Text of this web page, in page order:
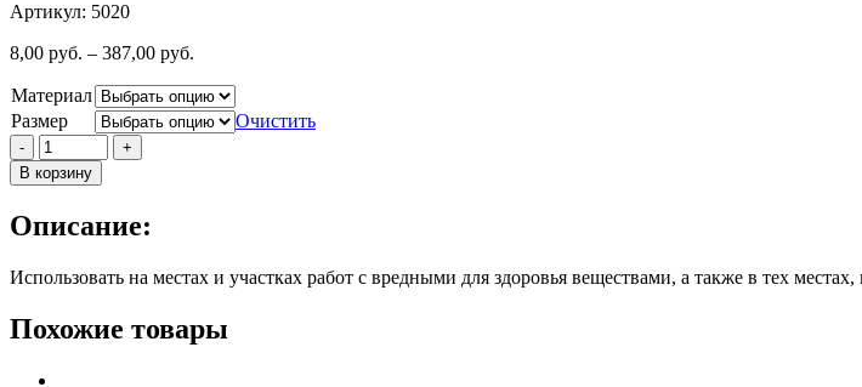
Артикул: 5020
8,00 руб. – 387,00 руб.
Материал
Размер
Очистить
Количество
Знак
безопасности
"Запрещается
пищу"
-
+
В корзину
Описание:
Использовать на местах и участках работ с вредными для здоровья веществами, а также в тех
Похожие товары